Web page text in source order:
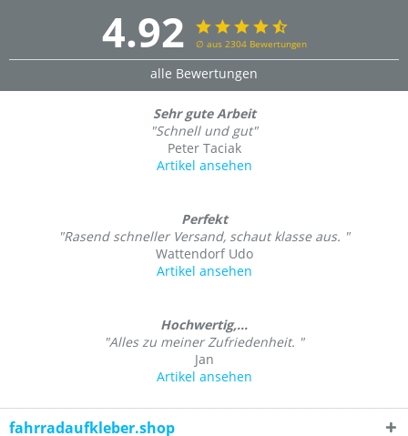
4.92 ∅ aus 2304 Bewertungen
alle Bewertungen
Sehr gute Arbeit
"Schnell und gut"
Peter Taciak
Artikel ansehen
Perfekt
"Rasend schneller Versand, schaut klasse aus. "
Wattendorf Udo
Artikel ansehen
Hochwertig,...
"Alles zu meiner Zufriedenheit. "
Jan
Artikel ansehen
fahrradaufkleber.shop